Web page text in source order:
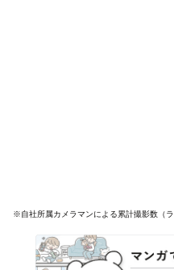
※自社所属カメラマンによる累計撮影数（